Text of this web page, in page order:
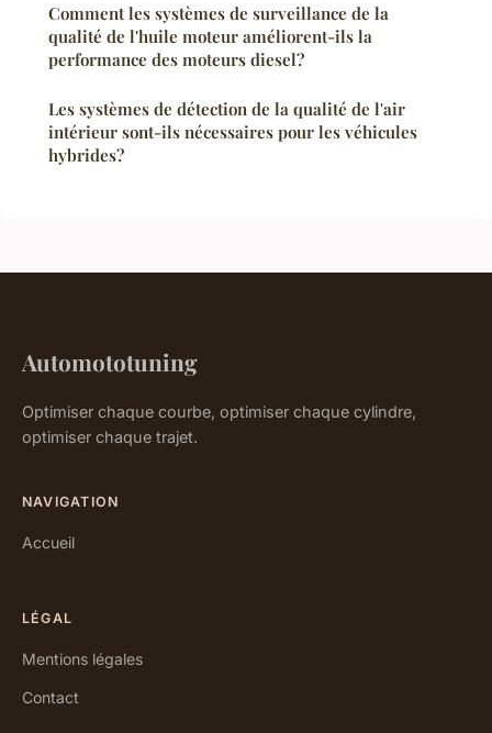
Comment les systèmes de surveillance de la
qualité de l'huile moteur améliorent-ils la
performance des moteurs diesel?
Les systèmes de détection de la qualité de l'air
intérieur sont-ils nécessaires pour les véhicules
hybrides?
Automototuning
Optimiser chaque courbe, optimiser chaque cylindre,
optimiser chaque trajet.
NAVIGATION
Accueil
LÉGAL
Mentions légales
Contact